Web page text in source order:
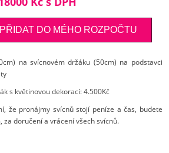
na svícnovém držáku (50cm) na podstavci
s květinovou dekorací: 4.500Kč
že pronájmy svícnů stojí peníze a čas, budete
doručení a vrácení všech svícnů.